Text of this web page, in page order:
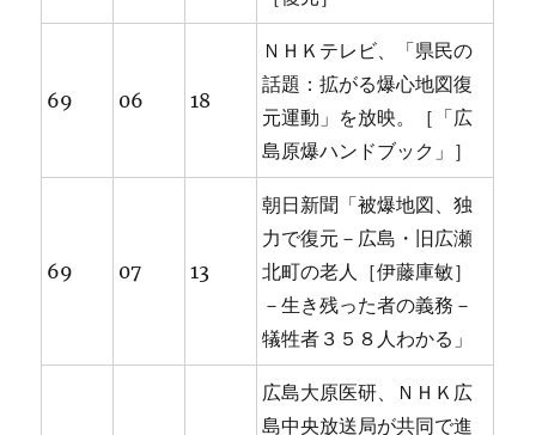
69 06 18
ＮＨＫテレビ、「県民の
話題：拡がる爆心地図復
元運動」を放映。［「広
島原爆ハンドブック」］
69 07 13
朝日新聞「被爆地図、独
力で復元－広島・旧広瀬
北町の老人［伊藤庫敏］
－生き残った者の義務－
犠牲者３５８人わかる」
広島大原医研、ＮＨＫ広
島中央放送局が共同で進